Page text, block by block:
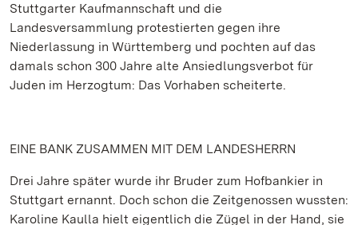
Stuttgarter Kaufmannschaft und die
Landesversammlung protestierten gegen ihre
Niederlassung in Württemberg und pochten auf das
damals schon 300 Jahre alte Ansiedlungsverbot für
Juden im Herzogtum: Das Vorhaben scheiterte.
EINE BANK ZUSAMMEN MIT DEM LANDESHERRN
Drei Jahre später wurde ihr Bruder zum Hofbankier in
Stuttgart ernannt. Doch schon die Zeitgenossen wussten:
Karoline Kaulla hielt eigentlich die Zügel in der Hand, sie